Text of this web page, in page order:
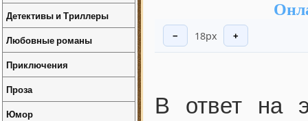
− 18px +
В ответ на
Детективы и Триллеры
Любовные романы
Приключения
Проза
Юмор